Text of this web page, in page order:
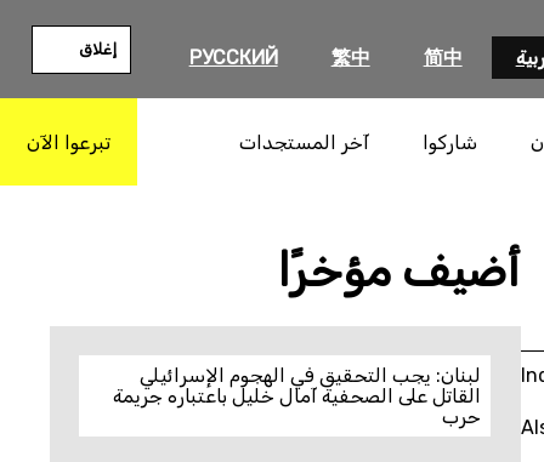
简中
繁中
РУССКИЙ إغلاق
شاركوا آخر المستجدات تبرعوا الآن
أضيف مؤخرًا
لبنان: يجب التحقيق في الهجوم الإسرائيلي
القاتل على الصحفية آمال خليل باعتباره جريمة
حرب